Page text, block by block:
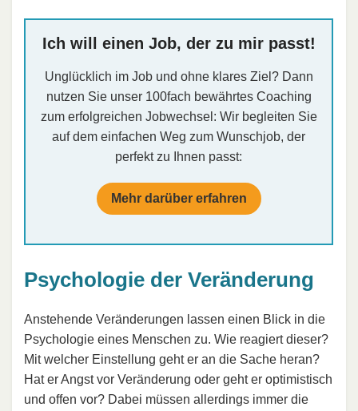
Ich will einen Job, der zu mir passt!
Unglücklich im Job und ohne klares Ziel? Dann
nutzen Sie unser 100fach bewährtes Coaching
zum erfolgreichen Jobwechsel: Wir begleiten Sie
auf dem einfachen Weg zum Wunschjob, der
perfekt zu Ihnen passt:
Mehr darüber erfahren
Psychologie der Veränderung
Anstehende Veränderungen lassen einen Blick in die
Psychologie eines Menschen zu. Wie reagiert dieser?
Mit welcher Einstellung geht er an die Sache heran?
Hat er Angst vor Veränderung oder geht er optimistisch
und offen vor? Dabei müssen allerdings immer die